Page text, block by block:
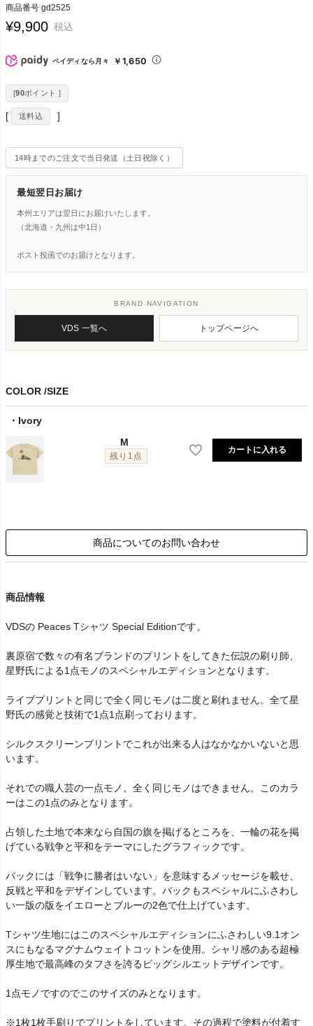
商品番号 gd2525
¥9,900 税込
ペイディなら月々 ￥1,650
[90ポイント ]
送料込
14時までのご注文で当日発送（土日祝除く）
最短翌日お届け
本州エリアは翌日にお届けいたします。
（北海道・九州は中1日）
ポスト投函でのお届けとなります。
BRAND NAVIGATION
VDS 一覧へ トップページへ
COLOR SIZE
Ivory
M
残り1点
カートに入れる
商品についてのお問い合わせ
商品情報
VDSの Peaces Tシャツ Special Editionです。
裏原宿で数々の有名ブランドのプリントをしてきた伝説の刷り師、
星野氏による1点モノのスペシャルエディションとなります。
ライブプリントと同じで全く同じモノは二度と刷れません。全て星
野氏の感覚と技術で1点1点刷っております。
シルクスクリーンプリントでこれが出来る人はなかなかいないと思
います。
それでの職人芸の一点モノ。全く同じモノはできません。このカラ
ーはこの1点のみとなります。
占領した土地で本来なら自国の旗を掲げるところを、一輪の花を掲
げている戦争と平和をテーマにしたグラフィックです。
バックには「戦争に勝者はいない」を意味するメッセージを載せ、
反戦と平和をデザインしています。バックもスペシャルにふさわし
い一版の版をイエローとブルーの2色で仕上げています。
Tシャツ生地にはこのスペシャルエディションにふさわしい9.1オン
スにもなるマグナムウェイトコットンを使用。シャリ感のある超極
厚生地で最高峰のタフさを誇るビッグシルエットデザインです。
1点モノですのでこのサイズのみとなります。
※1枚1枚手刷りでプリントをしています。その過程で塗料が付着す